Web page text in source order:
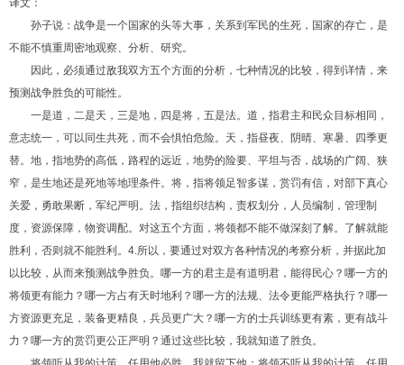
孙子说：战争是一个国家的头等大事，关系到军民的生死，国家的存亡，是
不能不慎重周密地观察、分析、研究。
因此，必须通过敌我双方五个方面的分析，七种情况的比较，得到详情，来
预测战争胜负的可能性。
一是道，二是天，三是地，四是将，五是法。道，指君主和民众目标相同，
意志统一，可以同生共死，而不会惧怕危险。天，指昼夜、阴晴、寒暑、四季更
替。地，指地势的高低，路程的远近，地势的险要、平坦与否，战场的广阔、狭
窄，是生地还是死地等地理条件。将，指将领足智多谋，赏罚有信，对部下真心
关爱，勇敢果断，军纪严明。法，指组织结构，责权划分，人员编制，管理制
度，资源保障，物资调配。对这五个方面，将领都不能不做深刻了解。了解就能
胜利，否则就不能胜利。 4. 所以，要通过对双方各种情况的考察分析，并据此加
以比较，从而来预测战争胜负。哪一方的君主是有道明君，能得民心？哪一方的
将领更有能力？哪一方占有天时地利？哪一方的法规、法令更能严格执行？哪一
方资源更充足，装备更精良，兵员更广大？哪一方的士兵训练更有素，更有战斗
力？哪一方的赏罚更公正严明？通过这些比较，我就知道了胜负。